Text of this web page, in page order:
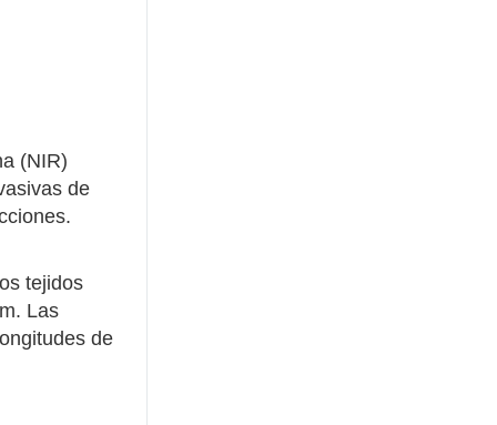
(NIR)
de
tejidos
Las
de